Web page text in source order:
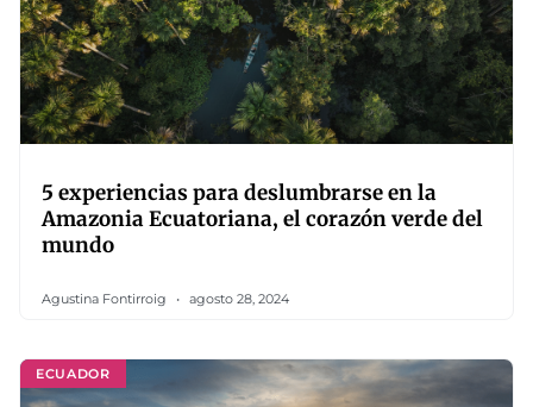
5 experiencias para deslumbrarse en la
Amazonia Ecuatoriana, el corazón verde del
mundo
Agustina Fontirroig agosto 28, 2024
ECUADOR